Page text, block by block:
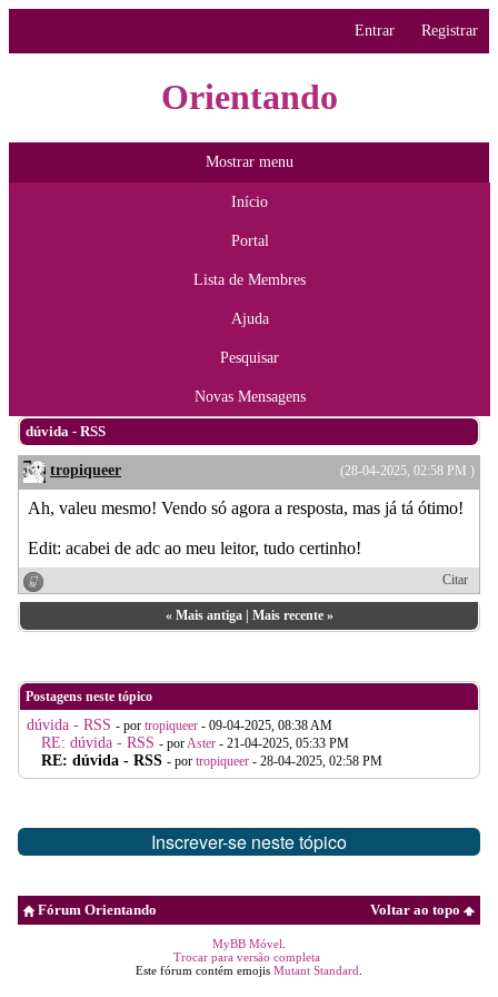
Entrar Registrar
Orientando
Mostrar menu
Início
Portal
Lista de Membres
Ajuda
Pesquisar
Novas Mensagens
dúvida - RSS
(28-04-2025, 02:58 PM )
tropiqueer
Ah, valeu mesmo! Vendo só agora a resposta, mas já tá ótimo!
Edit: acabei de adc ao meu leitor, tudo certinho!
Citar
« Mais antiga| Mais recente»
Postagens neste tópico
dúvida - RSS - por tropiqueer - 09-04-2025, 08:38 AM
RE: dúvida - RSS - porAster - 21-04-2025, 05:33 PM
RE: dúvida - RSS - por tropiqueer - 28-04-2025, 02:58 PM
Inscrever-se neste tópico
Voltar ao topo
Fórum Orientando
MyBB Móvel
Trocar para versão completa
Este fórum contém emojis Mutant Standard